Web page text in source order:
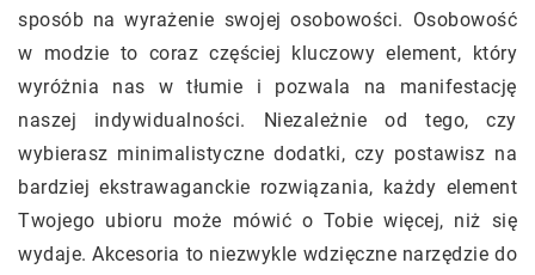
sposób na wyrażenie swojej osobowości. Osobowość
w modzie to coraz częściej kluczowy element, który
wyróżnia nas w tłumie i pozwala na manifestację
naszej indywidualności. Niezależnie od tego, czy
wybierasz minimalistyczne dodatki, czy postawisz na
bardziej ekstrawaganckie rozwiązania, każdy element
Twojego ubioru może mówić o Tobie więcej, niż się
wydaje. Akcesoria to niezwykle wdzięczne narzędzie do